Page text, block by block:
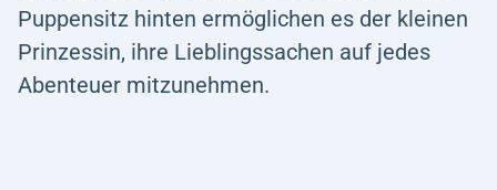
Puppensitz hinten ermöglichen es der kleinen
Prinzessin, ihre Lieblingssachen auf jedes
Abenteuer mitzunehmen.